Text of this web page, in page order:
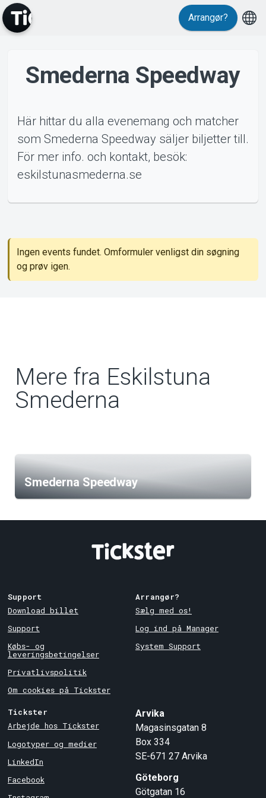
MyTickster
Support
Om Tickster
Arrangør?
Smederna Speedway
Här hittar du alla evenemang och matcher
som Smederna Speedway säljer biljetter till.
För mer info. och kontakt, besök:
eskilstunasmederna.se
Ingen events fundet. Omformuler venligst din søgning
og prøv igen.
Mere fra Eskilstuna
Smederna
Smederna Speedway
Support
Download billet
Support
Købs- og
leveringsbetingelser
Privatlivspolitik
Om cookies på Tickster
Arrangør?
Sælg med os!
Log ind på Manager
System Support
Tickster
Arbejde hos Tickster
Logotyper og medier
LinkedIn
Facebook
Arvika
Magasinsgatan 8
Box 334
SE-671 27 Arvika
Göteborg
Götgatan 16